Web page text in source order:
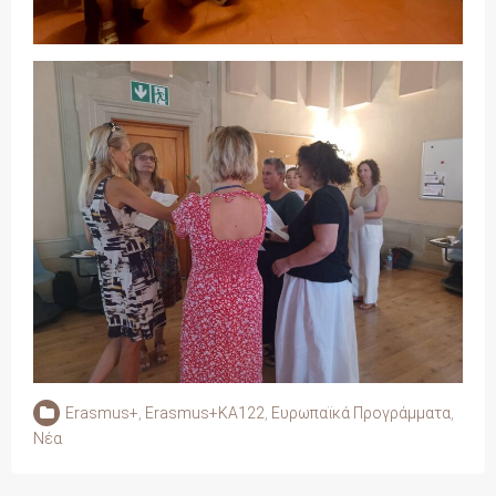
Erasmus+, Erasmus+KA122, Ευρωπαϊκά Προγράμματα,
Νέα